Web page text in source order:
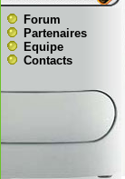
Forum
Partenaires
Equipe
Contacts